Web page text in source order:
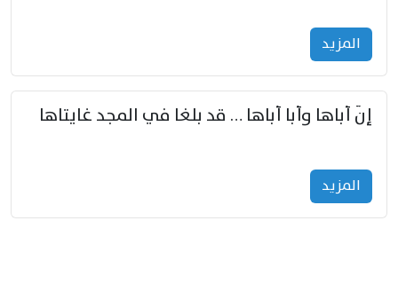
المزید
إنّ أباها وأبا أباها … قد بلغا في المجد غايتاها
المزید